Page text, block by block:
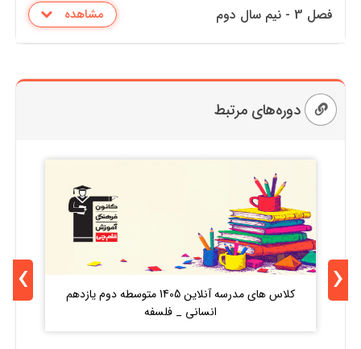
فصل 3 - نیم سال دوم مشاهده
دوره‌های مرتبط
کلاس های مدرسه آنلاین 1405 متوسطه دوم یازدهم
انسانی _ فلسفه
‹
›